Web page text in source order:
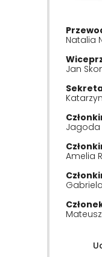
Natalia
Jan
Jagoda
Amelia